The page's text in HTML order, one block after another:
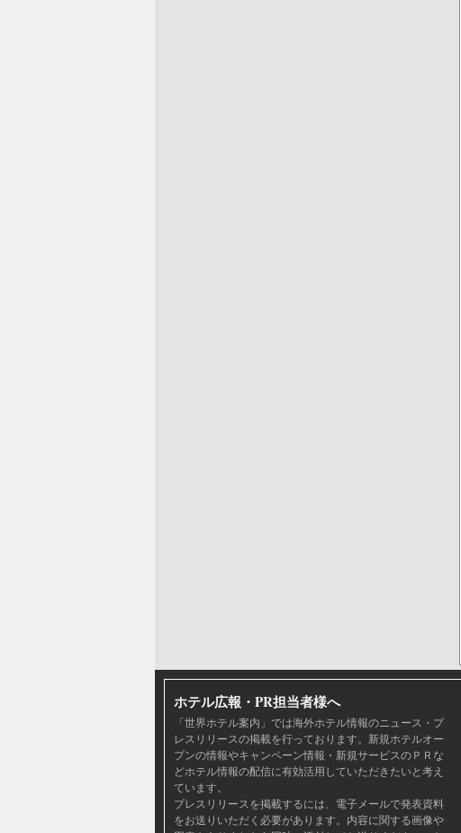
ホテル広報・PR担当者様へ
「世界ホテル案内」では海外ホテル情報のニュース・プ
レスリリースの掲載を行っております。新規ホテルオー
プンの情報やキャンペーン情報・新規サービスのＰＲな
どホテル情報の配信に有効活用していただきたいと考え
ています。
プレスリリースを掲載するには、電子メールで発表資料
をお送りいただく必要があります。内容に関する画像や